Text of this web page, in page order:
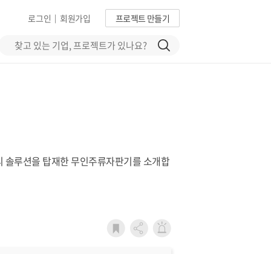
프로젝트 만들기
회원가입
|
로그인
솔루션을 탑재한 무인주류자판기를 소개합